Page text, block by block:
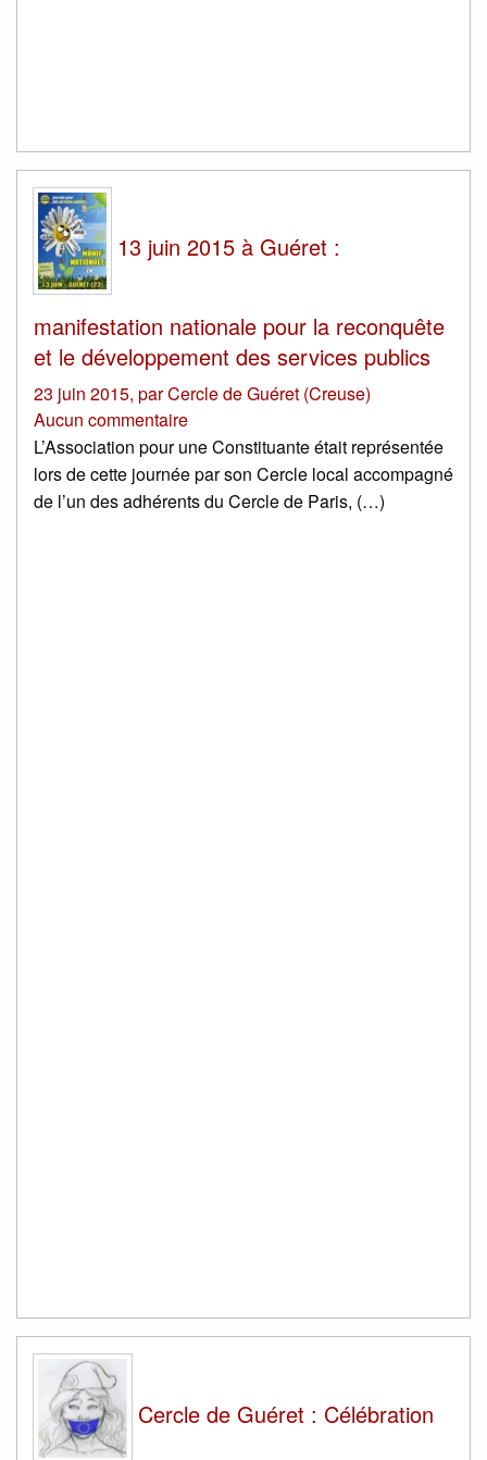
13 juin 2015 à Guéret :
manifestation nationale pour la reconquête
et le développement des services publics
23 juin 2015, parCercle de Guéret (Creuse)
Aucun commentaire
L’Association pour une Constituante était représentée
lors de cette journée par son Cercle local accompagné
de l’un des adhérents du Cercle de Paris, (…)
Cercle de Guéret : Célébration